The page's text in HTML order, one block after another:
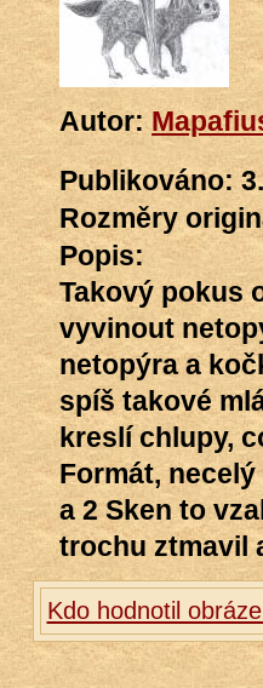
Autor:
Publikováno:
Rozměry
Popis:
Takový pokus
vyvinout
netopýra a
spíš takové
kreslí chlupy,
Formát,
a 2 Sken to
trochu ztmavil
Kdo hodnotil